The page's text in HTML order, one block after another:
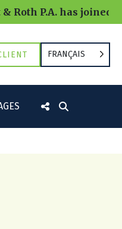
P.A. has joined
FRANÇAIS